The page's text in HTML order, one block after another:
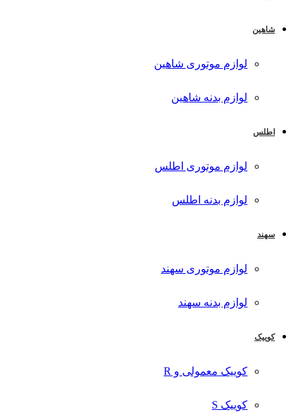
شاهین
لوازم موتوری شاهین
لوازم بدنه شاهین
اطلس
لوازم موتوری اطلس
لوازم بدنه اطلس
سهند
لوازم موتوری سهند
لوازم بدنه سهند
کوییک
کوییک معمولی و R
کوییک S